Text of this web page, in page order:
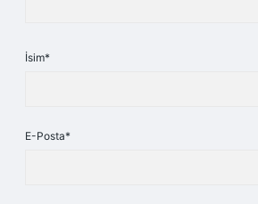
İsim*
E-Posta*